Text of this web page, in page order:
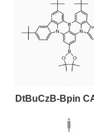
DtBuCzB-Bpin CAS号：
2643331-97-7